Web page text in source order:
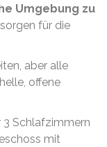
Umgebung zu
für die
aber alle
offene
3 Schlafzimmern
mit